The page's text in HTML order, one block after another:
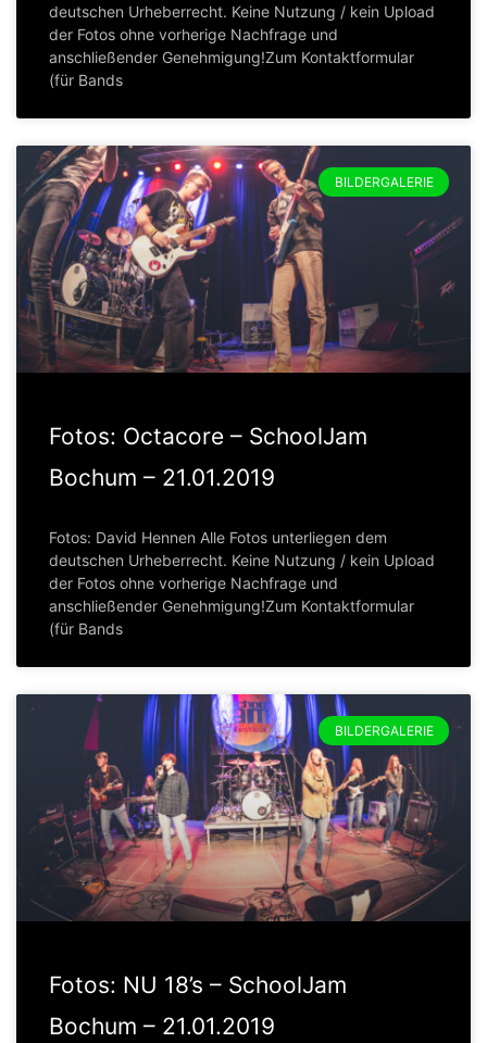
deutschen Urheberrecht. Keine Nutzung / kein Upload
der Fotos ohne vorherige Nachfrage und
anschließender Genehmigung!Zum Kontaktformular
(für Bands
BILDERGALERIE
Fotos: Octacore – SchoolJam
Bochum – 21.01.2019
Fotos: David Hennen Alle Fotos unterliegen dem
deutschen Urheberrecht. Keine Nutzung / kein Upload
der Fotos ohne vorherige Nachfrage und
anschließender Genehmigung!Zum Kontaktformular
(für Bands
BILDERGALERIE
Fotos: NU 18’s – SchoolJam
Bochum – 21.01.2019